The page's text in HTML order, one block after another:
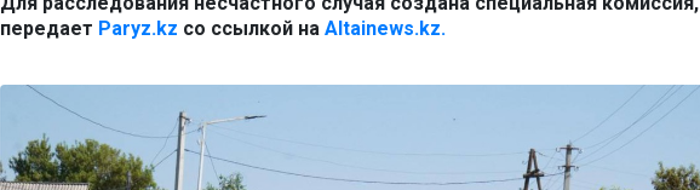
передает Paryz.kz со ссылкой на Altainews.kz.